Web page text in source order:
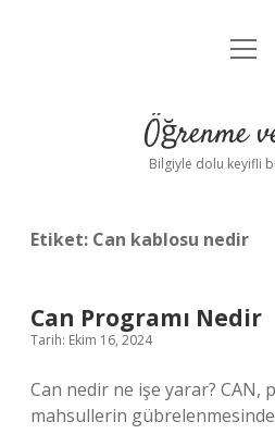
Anasayfa
Yasal
Öğrenme
Bilgiyle dolu keyifli
Etiket: Can kablosu nedir
Can Programı Nedir
Tarih: Ekim 16, 2024
Can nedir ne işe yarar? CAN,
mahsullerin gübrelenmesinde